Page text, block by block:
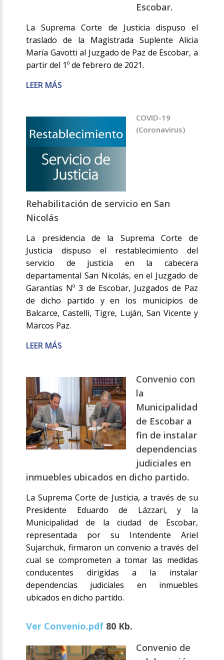
Escobar.
La Suprema Corte de Justicia dispuso el
traslado de la Magistrada Suplente Alicia
María Gavotti al Juzgado de Paz de Escobar, a
partir del 1º de febrero de 2021.
LEER MÁS
COVID-19
(Coronavirus)
Rehabilitación de servicio en San
Nicolás
La presidencia de la Suprema Corte de
Justicia dispuso el restablecimiento del
servicio de justicia en la cabecera
departamental San Nicolás, en el Juzgado de
Garantías Nº 3 de Escobar, Juzgados de Paz
de dicho partido y en los municipios de
Balcarce, Castelli, Tigre, Luján, San Vicente y
Marcos Paz.
LEER MÁS
Convenio con
la
Municipalidad
de Escobar a
fin de instalar
dependencias
judiciales en
inmuebles ubicados en dicho partido.
La Suprema Corte de Justicia, a través de su
Presidente Eduardo de Lázzari, y la
Municipalidad de la ciudad de Escobar,
representada por su Intendente Ariel
Sujarchuk, firmaron un convenio a través del
cual se comprometen a tomar las medidas
conducentes dirigidas a la instalar
dependencias judiciales en inmuebles
ubicados en dicho partido.
Ver Convenio.pdf 80 Kb.
Convenio de